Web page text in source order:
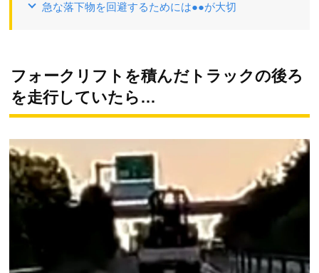
急な落下物を回避するためには●●が大切
フォークリフトを積んだトラックの後ろ
を走行していたら…